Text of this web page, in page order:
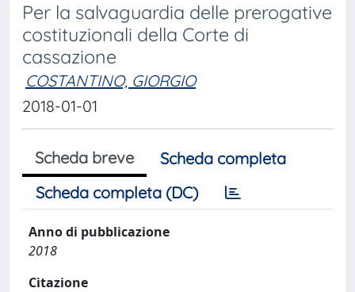
Per la salvaguardia delle prerogative
costituzionali della Corte di
cassazione
COSTANTINO, GIORGIO
2018-01-01
Scheda breve
Scheda completa
Scheda completa (DC)
Anno di pubblicazione
2018
Citazione